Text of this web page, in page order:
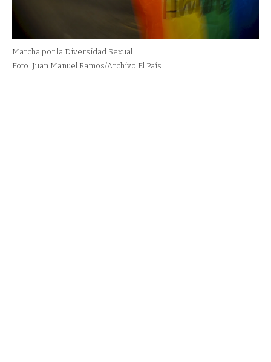
Marcha por la Diversidad Sexual.
Foto: Juan Manuel Ramos/Archivo El País.